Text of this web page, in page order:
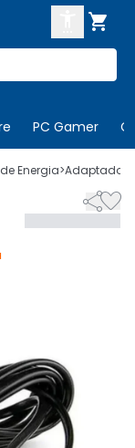

PC Gamer
Energia>
